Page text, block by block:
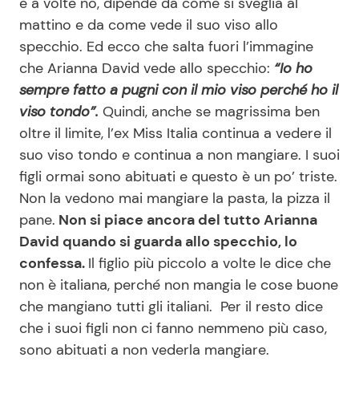
mattino e da come vede il suo viso allo
specchio. Ed ecco che salta fuori l’immagine
che Arianna David vede allo specchio: “Io ho
sempre fatto a pugni con il mio viso perché ho il
viso tondo”. Quindi, anche se magrissima ben
oltre il limite, l’ex Miss Italia continua a vedere il
suo viso tondo e continua a non mangiare. I suoi
figli ormai sono abituati e questo è un po’ triste.
Non la vedono mai mangiare la pasta, la pizza il
pane. Non si piace ancora del tutto Arianna
David quando si guarda allo specchio, lo
confessa. Il figlio più piccolo a volte le dice che
non è italiana, perché non mangia le cose buone
che mangiano tutti gli italiani. Per il resto dice
che i suoi figli non ci fanno nemmeno più caso,
sono abituati a non vederla mangiare.